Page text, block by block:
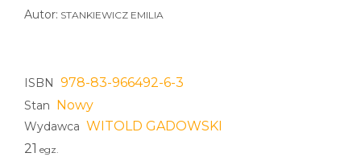
Autor: STANKIEWICZ EMILIA
ISBN 978-83-966492-6-3
Stan Nowy
Wydawca WITOLD GADOWSKI
21 egz.